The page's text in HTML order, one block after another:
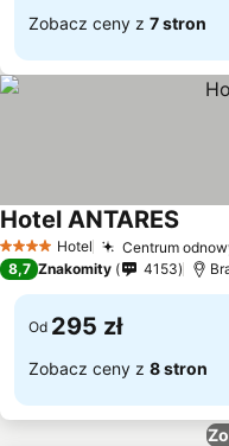
Zobacz ceny z 7 stron
4 KategoriaHotel
Hotel ANTARES
8,7 Znakomity 4153
Od 295 zł
Zobacz ceny z 8 stron